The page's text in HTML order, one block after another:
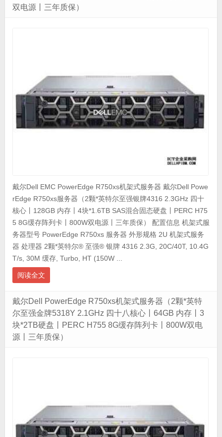
双电源丨三年质保）
戴尔Dell EMC PowerEdge R750xs机架式服务器 戴尔Dell Powe
rEdge R750xs服务器（2颗*英特尔至强银牌4316 2.3GHz 四十
核心丨128GB 内存丨4块*1.6TB SAS混合固态硬盘丨PERC H75
5 8G缓存阵列卡丨800W双电源丨三年质保） 配置信息 机架式服
务器型号 PowerEdge R750xs 服务器 外形规格 2U 机架式服务
器 处理器 2颗*英特尔® 至强® 银牌 4316 2.3G, 20C/40T, 10.4G
T/s, 30M 缓存, Turbo, HT (150W ...
阅读全文
戴尔Dell PowerEdge R750xs机架式服务器（2颗*英特
尔至强金牌5318Y 2.1GHz 四十八核心丨64GB 内存丨3
块*2TB硬盘丨PERC H755 8G缓存阵列卡丨800W双电
源丨三年质保）